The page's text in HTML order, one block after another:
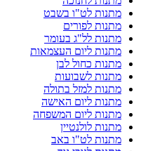
מתנות לט"ו בשבט
מתנות לפורים
מתנות לל"ג בעומר
מתנות ליום העצמאות
מתנות כחול לבן
מתנות לשבועות
מתנות למזל בתולה
מתנות ליום האישה
מתנות ליום המשפחה
מתנות לולנטיין
מתנות לט"ו באב